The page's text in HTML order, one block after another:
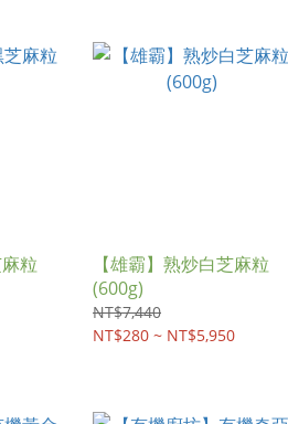
粒
【雄霸】熟炒白芝麻粒
(600g)
NT$7,440
NT$280 ~ NT$5,950